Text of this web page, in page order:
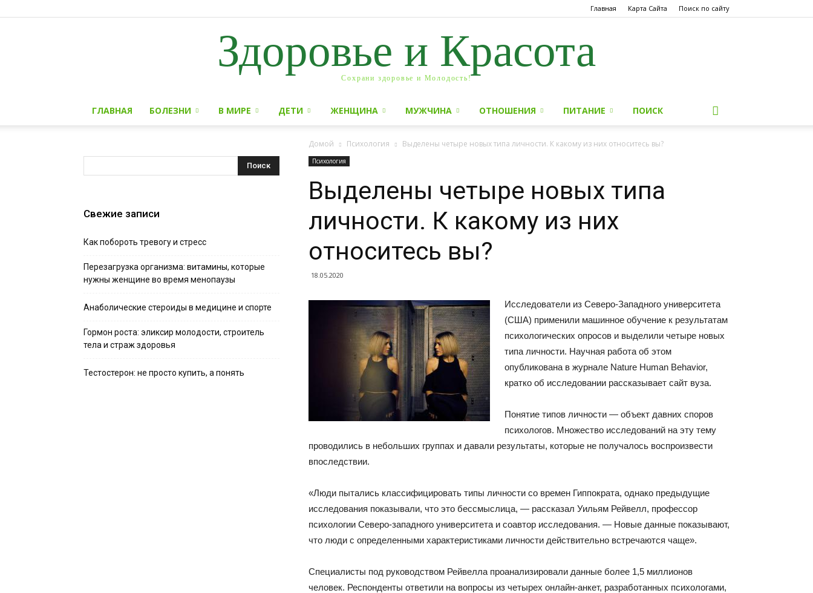
Главная Карта Сайта Поиск по сайту
Здоровье и Красота
Сохрани здоровье и Молодость!
ГЛАВНАЯ БОЛЕЗНИ В МИРЕ ДЕТИ ЖЕНЩИНА МУЖЧИНА ОТНОШЕНИЯ ПИТАНИЕ ПОИСК
Домой Психология Выделены четыре новых типа личности. К какому из них относитесь вы?
Психология
Выделены четыре новых типа
личности. К какому из них
относитесь вы?
18.05.2020
Исследователи из Северо-Западного университета
(США) применили машинное обучение к результатам
психологических опросов и выделили четыре новых
типа личности. Научная работа об этом
опубликована в журнале Nature Human Behavior,
кратко об исследовании рассказывает сайт вуза.
Понятие типов личности — объект давних споров
психологов. Множество исследований на эту тему
проводились в небольших группах и давали результаты, которые не получалось воспроизвести
впоследствии.
«Люди пытались классифицировать типы личности со времен Гиппократа, однако предыдущие
исследования показывали, что это бессмыслица, — рассказал Уильям Рейвелл, профессор
психологии Северо-западного университета и соавтор исследования. — Новые данные показывают,
что люди с определенными характеристиками личности действительно встречаются чаще».
Специалисты под руководством Рейвелла проанализировали данные более 1,5 миллионов
человек. Респонденты ответили на вопросы из четырех онлайн-анкет, разработанных психологами,
Свежие записи
Как побороть тревогу и стресс
Перезагрузка организма: витамины, которые
нужны женщине во время менопаузы
Анаболические стероиды в медицине и спорте
Гормон роста: эликсир молодости, строитель
тела и страж здоровья
Тестостерон: не просто купить, а понять